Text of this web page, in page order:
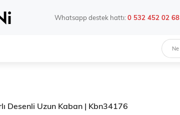
Whatsapp destek hattı:0 532 452 02 68
Desenli Uzun Kaban | Kbn34176